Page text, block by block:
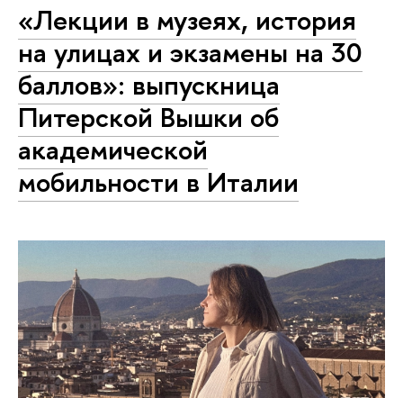
«Лекции в музеях, история
на улицах и экзамены на 30
баллов»: выпускница
Питерской Вышки об
академической
мобильности в Италии